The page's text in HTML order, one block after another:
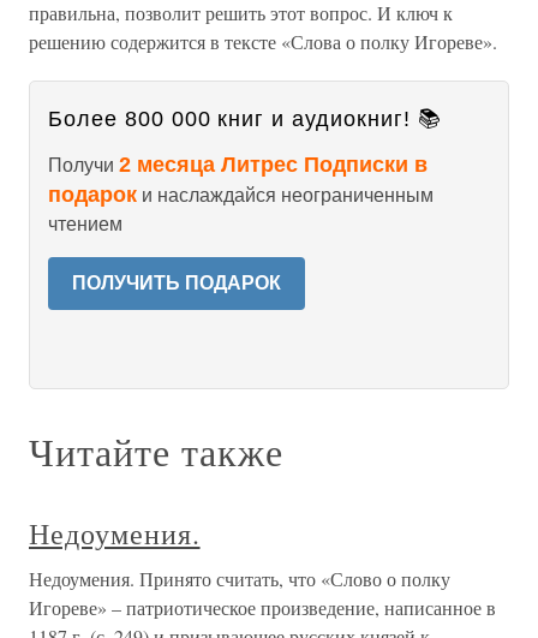
правильна, позволит решить этот вопрос. И ключ к
решению содержится в тексте «Слова о полку Игореве».
Более 800 000 книг и аудиокниг! 📚
Получи 2 месяца Литрес Подписки в
подарок и наслаждайся неограниченным
чтением
ПОЛУЧИТЬ ПОДАРОК
Читайте также
Недоумения.
Недоумения. Принято считать, что «Слово о полку
Игореве» – патриотическое произведение, написанное в